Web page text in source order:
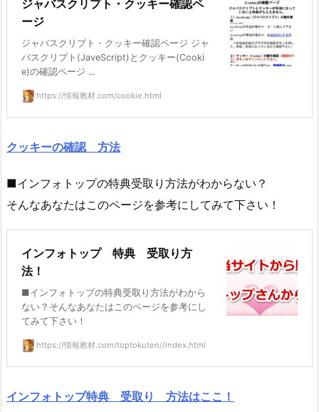
ジャバスクリプト・クッキー確認ペ
ージ
ジャバスクリプト・クッキー確認ページ ジャ
バスクリプト(JaveScript)とクッキー(Cooki
e)の確認ページ ...
https://情報教材.com/cookie.html
クッキーの確認 方法
■インフォトップの特典受取り方法がわからない？
そんなあなたはこのページを参考にしてみて下さい！
インフォトップ 特典 受取り方
法！
■インフォトップの特典受取り方法がわから
ない？そんなあなたはこのページを参考にし
てみて下さい！
https://情報教材.com/toptokuten//index.html
インフォトップ特典 受取り 方法はここ！